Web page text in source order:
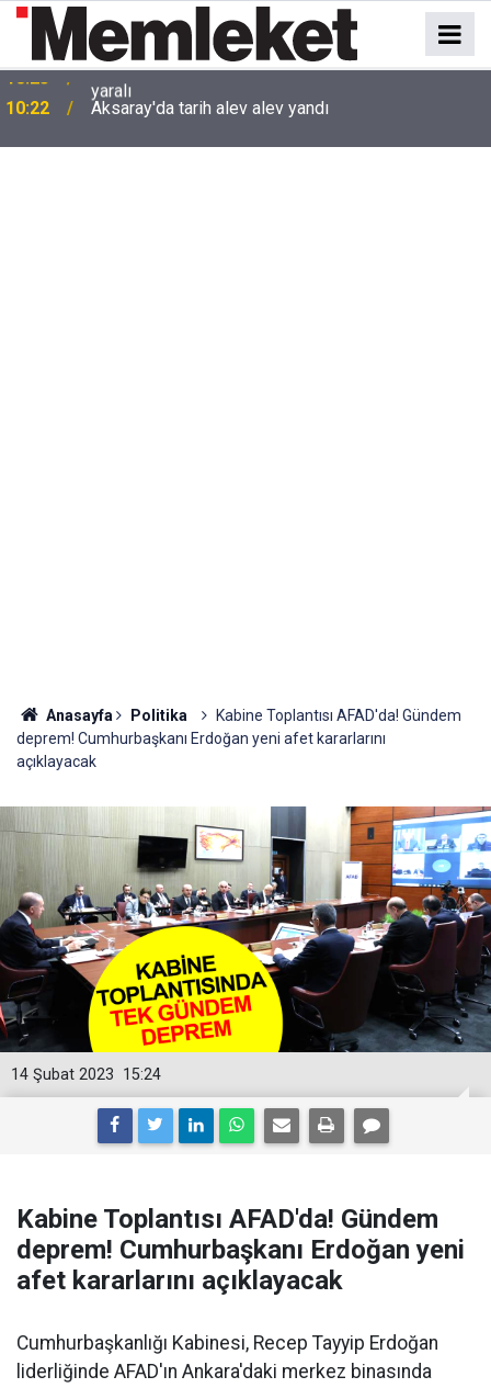
10:22 Aksaray'da tarih alev alev yandı
Anasayfa Politika
Kabine Toplantısı AFAD'da! Gündem
deprem! Cumhurbaşkanı Erdoğan yeni afet kararlarını
açıklayacak
15:24
14 Şubat 2023
Kabine Toplantısı AFAD'da! Gündem
deprem! Cumhurbaşkanı Erdoğan yeni
afet kararlarını açıklayacak
Cumhurbaşkanlığı Kabinesi, Recep Tayyip Erdoğan
liderliğinde AFAD'ın Ankara'daki merkez binasında